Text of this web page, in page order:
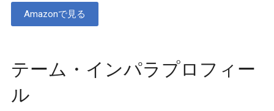
Amazonで見る
テーム・インパラプロフィー
ル